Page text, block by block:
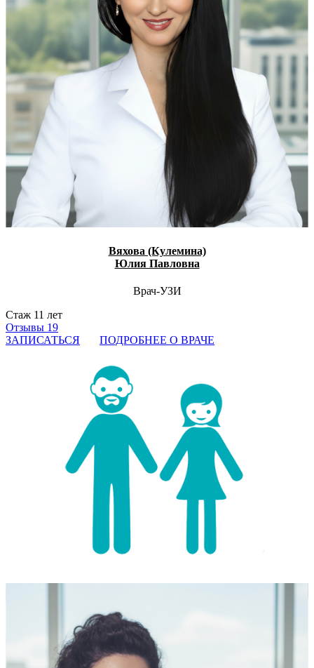
Вяхова (Кулемина)
Юлия Павловна
Врач-УЗИ
Стаж 11 лет
Отзывы 19
ЗАПИСАТЬСЯ
ПОДРОБНЕЕ О ВРАЧЕ